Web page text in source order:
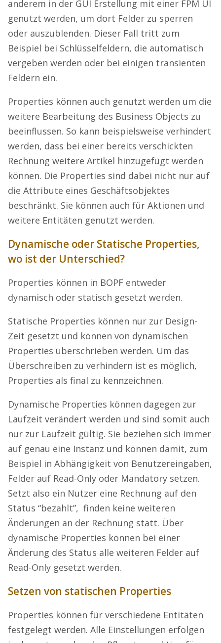
anderem in der GUI Erstellung mit einer FPM UI
genutzt werden, um dort Felder zu sperren
oder auszublenden. Dieser Fall tritt zum
Beispiel bei Schlüsselfeldern, die automatisch
vergeben werden oder bei einigen transienten
Feldern ein.
Properties können auch genutzt werden um die
weitere Bearbeitung des Business Objects zu
beeinflussen. So kann beispielsweise verhindert
werden, dass bei einer bereits verschickten
Rechnung weitere Artikel hinzugefügt werden
können. Die Properties sind dabei nicht nur auf
die Attribute eines Geschäftsobjektes
beschränkt. Sie können auch für Aktionen und
weitere Entitäten genutzt werden.
Dynamische oder Statische Properties,
wo ist der Unterschied?
Properties können in BOPF entweder
dynamisch oder statisch gesetzt werden.
Statische Properties können nur zur Design-
Zeit gesetzt und können von dynamischen
Properties überschrieben werden. Um das
Überschreiben zu verhindern ist es möglich,
Properties als final zu kennzeichnen.
Dynamische Properties können dagegen zur
Laufzeit verändert werden und sind somit auch
nur zur Laufzeit gültig. Sie beziehen sich immer
auf genau eine Instanz und können damit, zum
Beispiel in Abhängigkeit von Benutzereingaben,
Felder auf Read-Only oder Mandatory setzen.
Setzt also ein Nutzer eine Rechnung auf den
Status “bezahlt”, finden keine weiteren
Änderungen an der Rechnung statt. Über
dynamische Properties können bei einer
Änderung des Status alle weiteren Felder auf
Read-Only gesetzt werden.
Setzen von statischen Properties
Properties können für verschiedene Entitäten
festgelegt werden. Alle Einstellungen erfolgen